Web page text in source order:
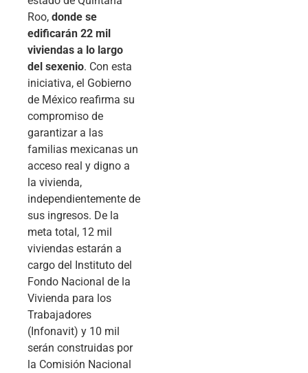
Roo, donde se
edificarán 22 mil
viviendas a lo largo
del sexenio. Con esta
iniciativa, el Gobierno
de México reafirma su
compromiso de
garantizar a las
familias mexicanas un
acceso real y digno a
la vivienda,
independientemente de
sus ingresos. De la
meta total, 12 mil
viviendas estarán a
cargo del Instituto del
Fondo Nacional de la
Vivienda para los
Trabajadores
(Infonavit) y 10 mil
serán construidas por
la Comisión Nacional